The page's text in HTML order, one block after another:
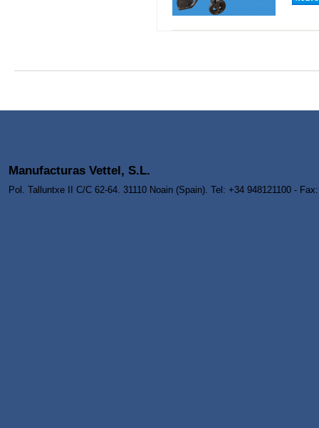
Manufacturas Vettel, S.L.
Pol. Talluntxe II C/C 62-64. 31110 Noain (Spain). Tel: +34 948121100 -